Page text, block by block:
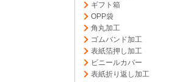
ギフト箱
OPP袋
角丸加工
ゴムバンド加工
表紙箔押し加工
ビニールカバー
表紙折り返し加工